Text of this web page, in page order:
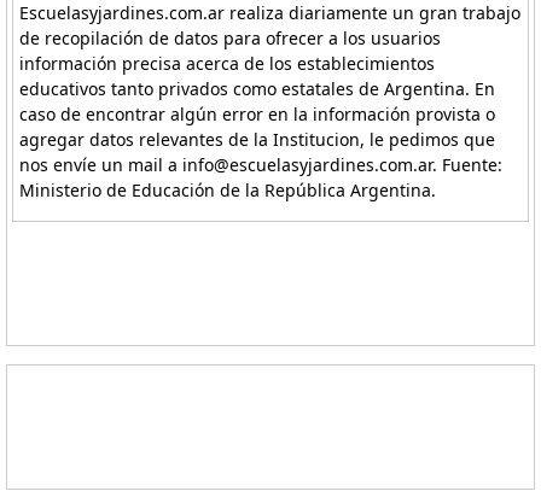
Escuelasyjardines.com.ar realiza diariamente un gran trabajo
de recopilación de datos para ofrecer a los usuarios
información precisa acerca de los establecimientos
educativos tanto privados como estatales de Argentina. En
caso de encontrar algún error en la información provista o
agregar datos relevantes de la Institucion, le pedimos que
nos envíe un mail a info@escuelasyjardines.com.ar. Fuente:
Ministerio de Educación de la República Argentina.